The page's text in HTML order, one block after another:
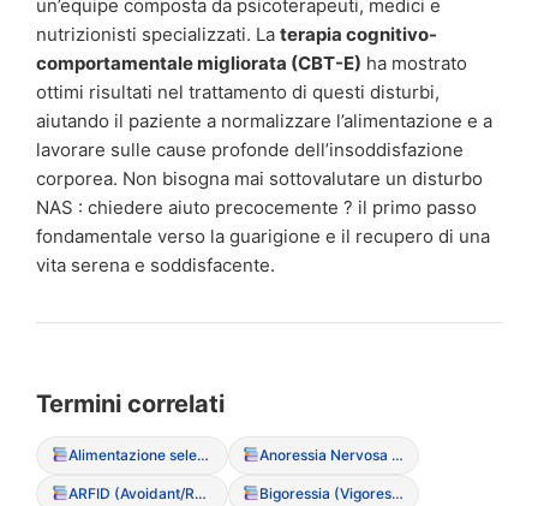
un’equipe composta da psicoterapeuti, medici e
nutrizionisti specializzati. La terapia cognitivo-
comportamentale migliorata (CBT-E) ha mostrato
ottimi risultati nel trattamento di questi disturbi,
aiutando il paziente a normalizzare l’alimentazione e a
lavorare sulle cause profonde dell’insoddisfazione
corporea. Non bisogna mai sottovalutare un disturbo
NAS : chiedere aiuto precocemente ? il primo passo
fondamentale verso la guarigione e il recupero di una
vita serena e soddisfacente.
Termini correlati
Alimentazione selettiva Anoressia Nervosa (Restrittiva/Purgativa)
ARFID (Avoidant/Restrictive Food Intake Disorder) Bigoressia (Vigoressia)